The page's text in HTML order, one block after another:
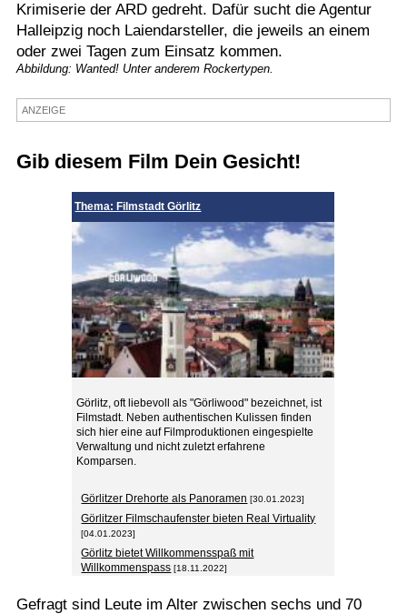
Gesundheit
Kultur
Termine
Krimiserie der ARD gedreht. Dafür sucht die Agentur
Halleipzig noch Laiendarsteller, die jeweils an einem
oder zwei Tagen zum Einsatz kommen.
Abbildung: Wanted! Unter anderem Rockertypen.
ANZEIGE
Gib diesem Film Dein Gesicht!
Thema: Filmstadt Görlitz
Görlitz, oft liebevoll als "Görliwood" bezeichnet, ist
Filmstadt. Neben authentischen Kulissen finden
sich hier eine auf Filmproduktionen eingespielte
Verwaltung und nicht zuletzt erfahrene
Komparsen.
Görlitzer Drehorte als Panoramen [30.01.2023]
Görlitzer Filmschaufenster bieten Real Virtuality
[04.01.2023]
Görlitz bietet Willkommensspaß mit
Willkommenspass [18.11.2022]
Gefragt sind Leute im Alter zwischen sechs und 70